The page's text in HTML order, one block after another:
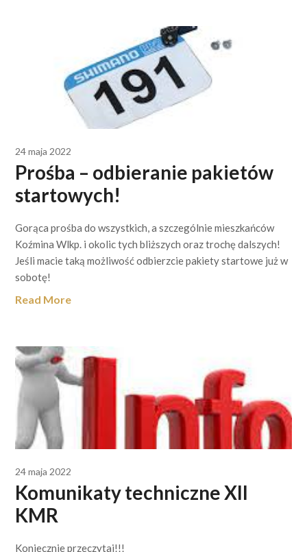
24 maja 2022
Prośba – odbieranie pakietów
startowych!
Gorąca prośba do wszystkich, a szczególnie mieszkańców
Koźmina Wlkp. i okolic tych bliższych oraz trochę dalszych!
Jeśli macie taką możliwość odbierzcie pakiety startowe już w
sobotę!
Read More
24 maja 2022
Komunikaty techniczne XII
KMR
Koniecznie przeczytaj!!!